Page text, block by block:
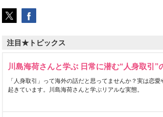
注目★トピックス
川島海荷さんと学ぶ 日常に潜む“人身取引”
「人身取引」って海外の話だと思ってませんか？実は恋
起きています。川島海荷さんと学ぶリアルな実態。